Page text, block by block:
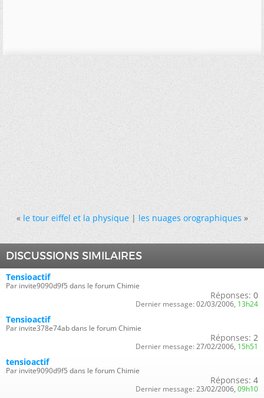
« le tour eiffel et la physique|les nuages orographiques »
DISCUSSIONS SIMILAIRES
Tensioactif
Par invite9090d9f5 dans le forum Chimie
Réponses: 0
Dernier message: 02/03/2006, 13h24
Tensioactif
Par invite378e74ab dans le forum Chimie
Réponses: 2
Dernier message: 27/02/2006, 15h51
tensioactif
Par invite9090d9f5 dans le forum Chimie
Réponses: 4
Dernier message: 23/02/2006, 09h10